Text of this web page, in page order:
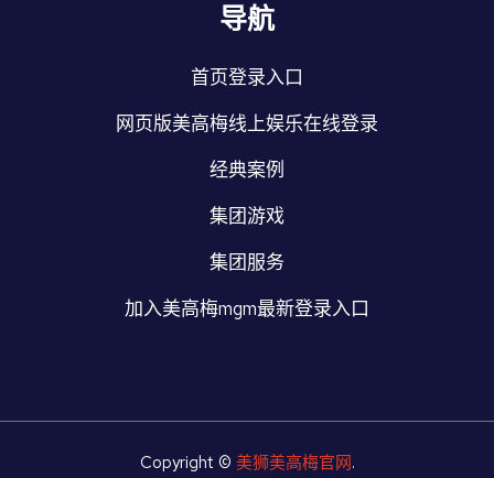
导航
首页登录入口
网页版美高梅线上娱乐在线登录
经典案例
集团游戏
集团服务
加入美高梅mgm最新登录入口
Copyright © 美狮美高梅官网.